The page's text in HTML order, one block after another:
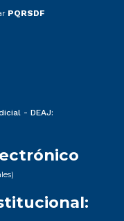
PQRSDF
- DEAJ: